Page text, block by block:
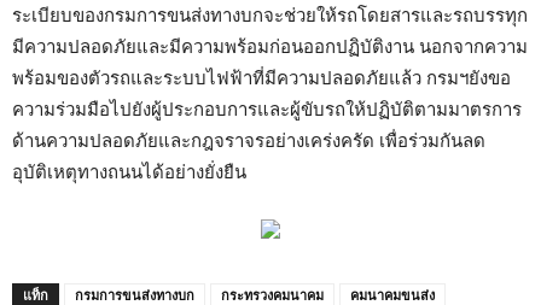
ระเบียบของกรมการขนส่งทางบกจะช่วยให้รถโดยสารและรถบรรทุก
มีความปลอดภัยและมีความพร้อมก่อนออกปฏิบัติงาน นอกจากความ
พร้อมของตัวรถและระบบไฟฟ้าที่มีความปลอดภัยแล้ว กรมฯยังขอ
ความร่วมมือไปยังผู้ประกอบการและผู้ขับรถให้ปฏิบัติตามมาตรการ
ด้านความปลอดภัยและกฎจราจรอย่างเคร่งครัด เพื่อร่วมกันลด
อุบัติเหตุทางถนนได้อย่างยั่งยืน
แท็ก กรมการขนส่งทางบก กระทรวงคมนาคม
คมนาคมขนส่ง